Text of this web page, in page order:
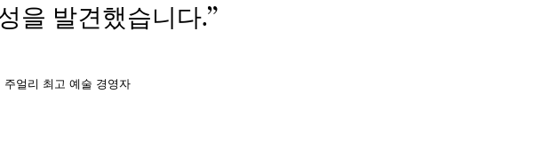
을 발견했습니다.”
얼리 최고 예술 경영자